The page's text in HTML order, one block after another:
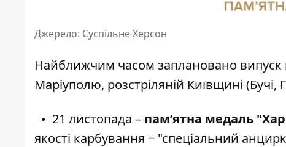
Джерело: Суспільне Херсон
Найближчим часом заплановано випуск
Маріуполю, розстріляній Київщині
21 листопада – пам’ятна медаль
якості карбування ‒ "спеціальний